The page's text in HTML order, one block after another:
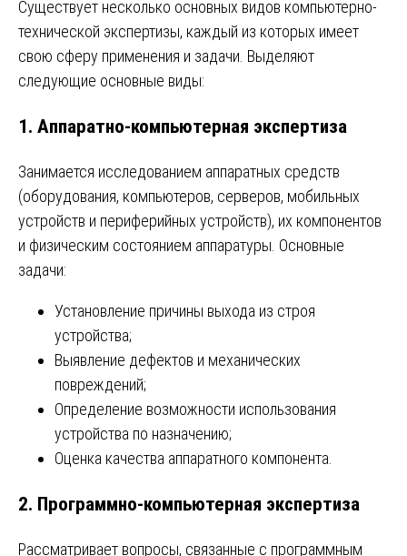
Существует несколько основных видов компьютерно-
технической экспертизы, каждый из которых имеет
свою сферу применения и задачи. Выделяют
следующие основные виды:
1. Аппаратно-компьютерная экспертиза
Занимается исследованием аппаратных средств
(оборудования, компьютеров, серверов, мобильных
устройств и периферийных устройств), их компонентов
и физическим состоянием аппаратуры. Основные
задачи:
Установление причины выхода из строя
устройства;
Выявление дефектов и механических
повреждений;
Определение возможности использования
устройства по назначению;
Оценка качества аппаратного компонента.
2. Программно-компьютерная экспертиза
Рассматривает вопросы, связанные с программным